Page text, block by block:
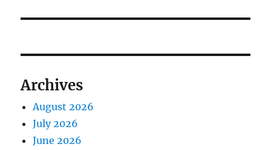
Archives
August 2026
July 2026
June 2026